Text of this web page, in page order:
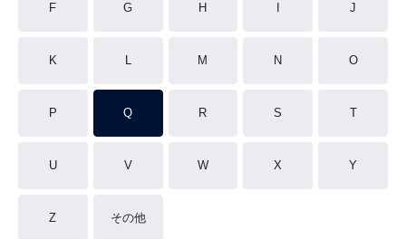
F G H J
K L M N O
P Q R S T
U V W X Y
Z その他